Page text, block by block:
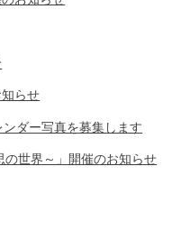
らせ
ダー写真を募集します
の世界～」開催のお知らせ